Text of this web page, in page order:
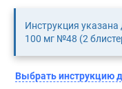
Инструкция
100 мг №48 (2
Выбрать инструкцию